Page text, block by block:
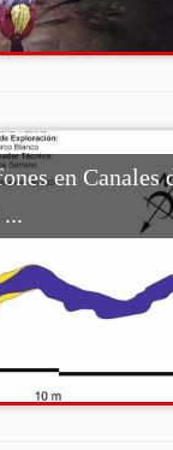
en Canales